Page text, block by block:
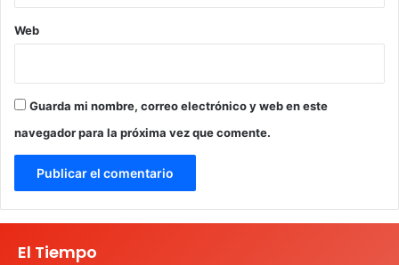
Web
Guarda mi nombre, correo electrónico y web en este
navegador para la próxima vez que comente.
El Tiempo